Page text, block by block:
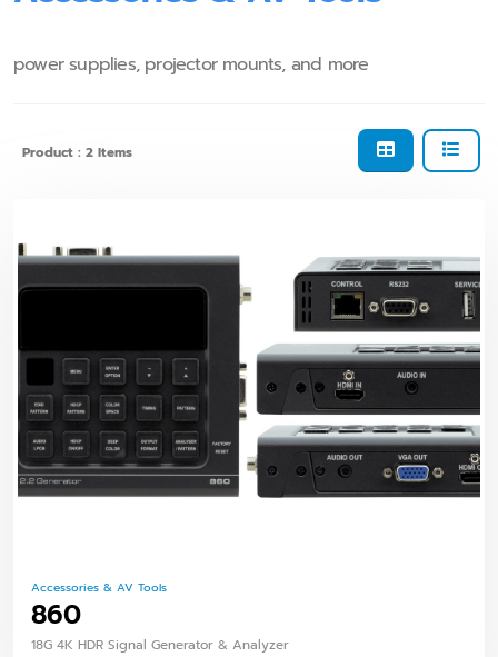
power supplies, projector mounts, and more
Product : 2 Items
Accessories & AV Tools
860
18G 4K HDR Signal Generator & Analyzer